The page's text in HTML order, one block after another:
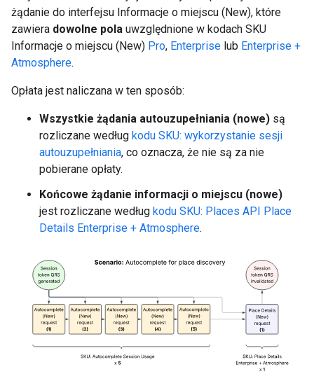
żądanie do interfejsu Informacje o miejscu (New), które
zawiera dowolne pola uwzględnione w kodach SKU
Informacje o miejscu (New) Pro, Enterprise lub Enterprise +
Atmosphere.
Opłata jest naliczana w ten sposób:
Wszystkie żądania autouzupełniania (nowe) są
rozliczane według kodu SKU: wykorzystanie sesji
autouzupełniania, co oznacza, że nie są za nie
pobierane opłaty.
Końcowe żądanie informacji o miejscu (nowe)
jest rozliczane według kodu SKU: Places API Place
Details Enterprise + Atmosphere.